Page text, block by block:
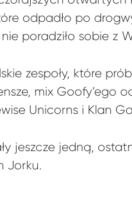
odpadło po
poradziło sobie z
zespoły, które
mix Goofy’ego
Unicorns i Klan
jeszcze jedną,
Jorku.